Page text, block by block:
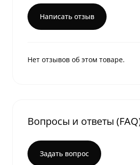
Написать отзыв
Нет отзывов об этом товаре.
Вопросы и ответы
Задать вопрос